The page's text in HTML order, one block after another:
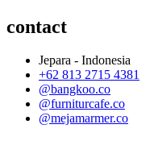
contact
Jepara - Indonesia
+62 813 2715 4381
@bangkoo.co
@furniturcafe.co
@mejamarmer.co